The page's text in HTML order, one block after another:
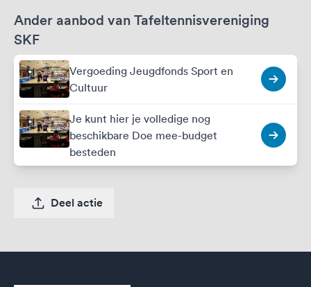
Ander aanbod van Tafeltennisvereniging
SKF
Vergoeding Jeugdfonds Sport en
Cultuur
Je kunt hier je volledige nog
beschikbare Doe mee-budget
besteden
Deel actie